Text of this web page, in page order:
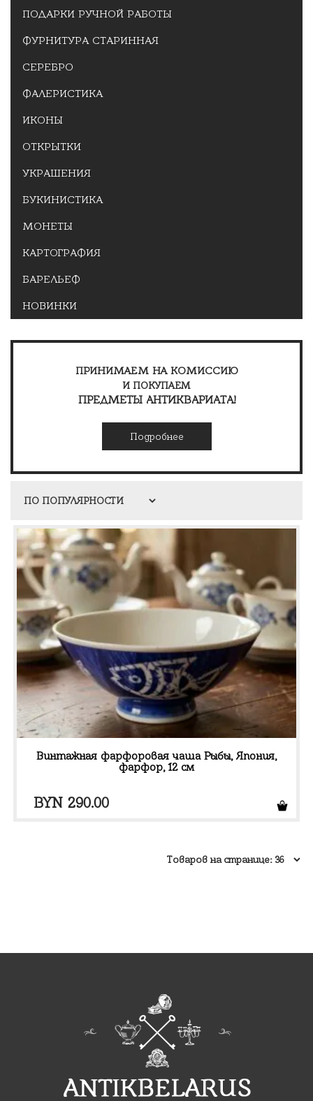
ПОДАРКИ РУЧНОЙ РАБОТЫ
ФУРНИТУРА СТАРИННАЯ
СЕРЕБРО
ФАЛЕРИСТИКА
ИКОНЫ
ОТКРЫТКИ
УКРАШЕНИЯ
БУКИНИСТИКА
МОНЕТЫ
КАРТОГРАФИЯ
БАРЕЛЬЕФ
НОВИНКИ
ПРИНИМАЕМ НА КОМИССИЮ
И ПОКУПАЕМ
ПРЕДМЕТЫ АНТИКВАРИАТА!
Подробнее
Винтажная фарфоровая чаша Рыбы, Япония,
фарфор, 12 см
BYN 290.00